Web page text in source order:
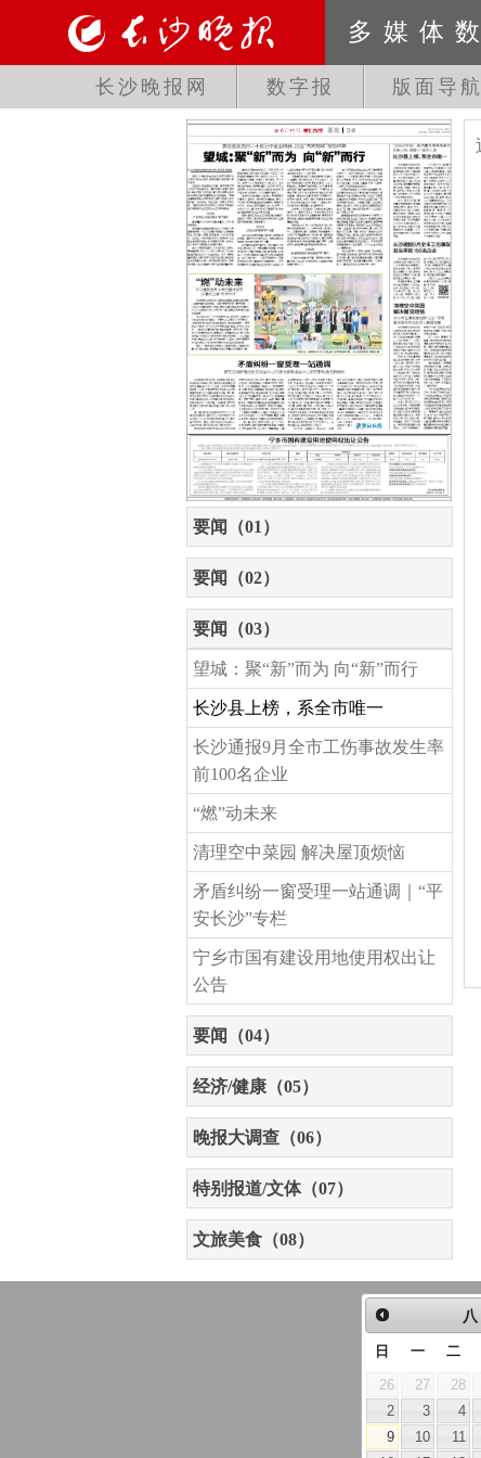
多媒体
长沙晚报网 数字报 版面导航
要闻（01）
要闻（02）
要闻（03）
望城：聚“新”而为 向“新”而行
长沙县上榜，系全市唯一
长沙通报9月全市工伤事故发生率
前100名企业
“燃”动未来
清理空中菜园 解决屋顶烦恼
矛盾纠纷一窗受理一站通调｜“平
安长沙”专栏
宁乡市国有建设用地使用权出让
公告
要闻（04）
经济/健康（05）
晚报大调查（06）
特别报道/文体（07）
文旅美食（08）
八
日 一 二
26 27 28
2
3 4
9
10 11